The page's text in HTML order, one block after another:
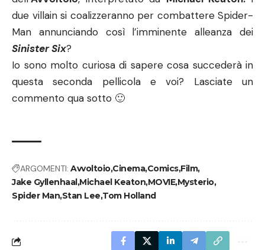
due villain si coalizzeranno per combattere Spider-
Man annunciando così l’imminente alleanza dei
Sinister Six?
Io sono molto curiosa di sapere cosa succederà in
questa seconda pellicola e voi? Lasciate un
commento qua sotto 🙂
ARGOMENTI: AvvoltoioCinemaComicsFilm
Jake Gyllenhaal Michael KeatonMOVIEMysterio
Spider ManStan Lee Tom Holland